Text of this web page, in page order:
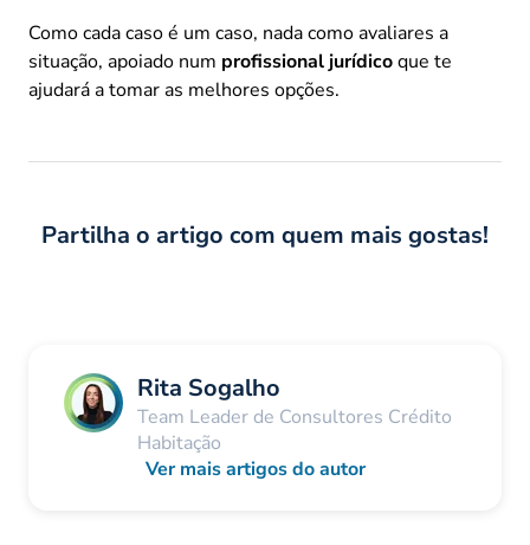
Como cada caso é um caso, nada como avaliares a
situação, apoiado num profissional jurídicoque te
ajudará a tomar as melhores opções.
Partilha o artigo com quem mais gostas!
Rita Sogalho
Team Leader de Consultores Crédito
Habitação
Ver mais artigos do autor